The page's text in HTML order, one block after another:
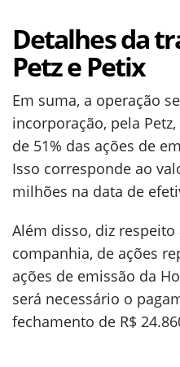
Detalhes da
Petz e Petix
Em suma, a operação
incorporação, pela
de 51% das ações de
Isso corresponde ao
milhões na data de
Além disso, diz
companhia, de ações
ações de emissão da
será necessário o
fechamento de R$